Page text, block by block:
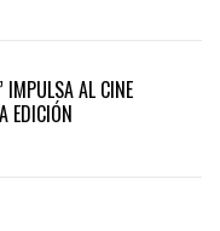
IMPULSA AL CINE
EDICIÓN